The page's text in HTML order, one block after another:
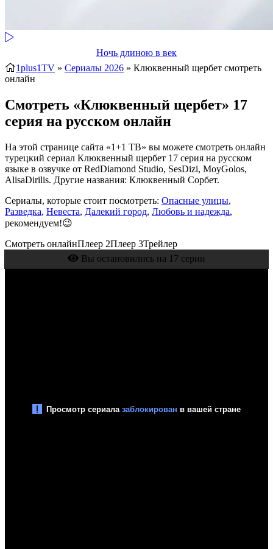
Ночь длиною в век
1plus1TV » Сериалы 2026 » Клюквенный щербет смотреть
онлайн
Смотреть «Клюквенный щербет» 17
серия на русском онлайн
На этой странице сайта «1+1 ТВ» вы можете смотреть онлайн
турецкий сериал Клюквенный щербет 17 серия на русском
языке в озвучке от RedDiamond Studio, SesDizi, MoyGolos,
AlisaDirilis. Другие названия: Клюквенный Сорбет.
Сериалы, которые стоит посмотреть: Опасные улицы,
Разведка, Невеста, Далекий город, Любовь и надежда,
рекомендуем!😉
Смотреть онлайнПлеер 2Плеер 3Трейлер
Вы остановились на 17 серии